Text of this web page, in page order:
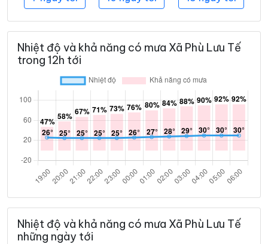
Nhiệt độ và khả năng có mưa Xã Phù Lưu Tế
trong 12h tới
Nhiệt độ và khả năng có mưa Xã Phù Lưu Tế
những ngày tới